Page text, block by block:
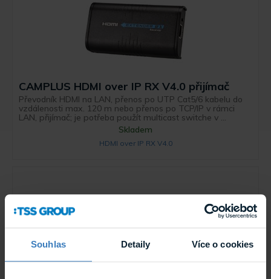
Souhlas Detaily Více o cookies
CAMPLUS HDMI over IP RX V4.0 přijímač
Převodník HDMI na LAN, přenos po UTP Cat5/6 kabelu do
vzdálenosti max. 120 m nebo přenos po TCP/IP v rámci
LAN, přijímač; je potřeba použít multicast switche v ...
Skladem
HDMI over IP RX V4.0